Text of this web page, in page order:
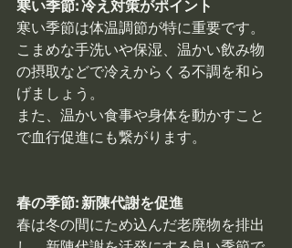
寒い季節: 冷え対策がポイント
寒い季節は体温調節が特に重要です。
こまめな手洗いや保湿、温かい飲み物
の摂取などで冷えからくる不調を和ら
げましょう。
また、温かい食事や身体を動かすこと
で血行促進にも繋がります。
春の季節: 新陳代謝を促進
春は冬の間にため込んだ老廃物を排出